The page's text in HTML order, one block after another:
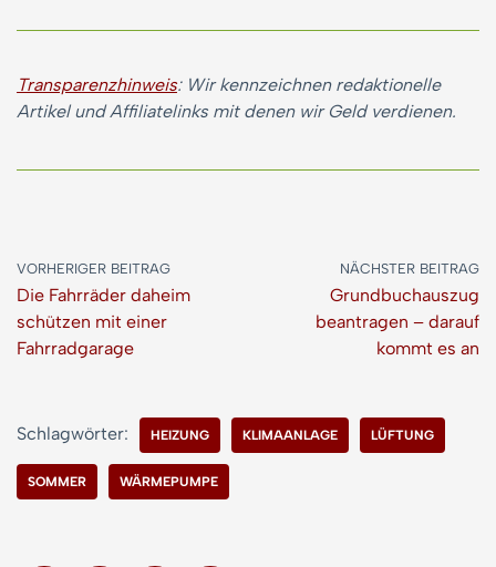
Transparenzhinweis: Wir kennzeichnen redaktionelle
Artikel und Affiliatelinks mit denen wir Geld verdienen.
VORHERIGER BEITRAG
Die Fahrräder daheim
schützen mit einer
Fahrradgarage
NÄCHSTER BEITRAG
Grundbuchauszug
beantragen – darauf
kommt es an
Schlagwörter: HEIZUNG KLIMAANLAGE LÜFTUNG
SOMMER WÄRMEPUMPE